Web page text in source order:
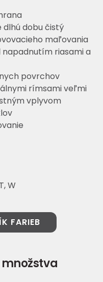
dlhú dobu čistý
maľovania
riasami a
povrchov
rímsami veľmi
vplyvom
W
FARIEB